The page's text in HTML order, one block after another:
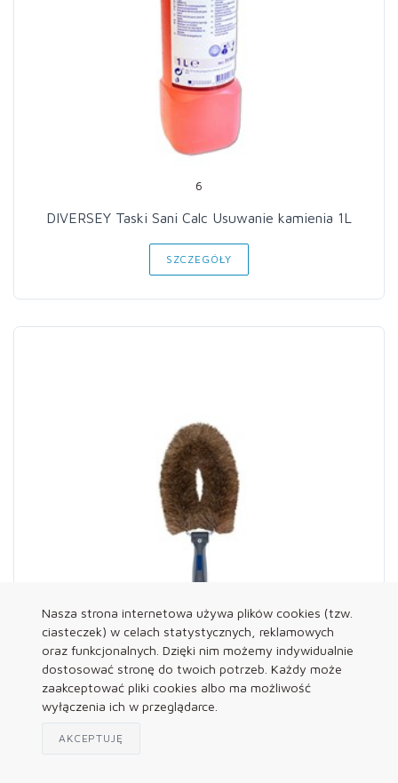
Nasza strona internetowa używa plików cookies (tzw.
ciasteczek) w celach statystycznych, reklamowych
oraz funkcjonalnych. Dzięki nim możemy indywidualnie
dostosować stronę do twoich potrzeb. Każdy może
zaakceptować pliki cookies albo ma możliwość
wyłączenia ich w przeglądarce.
AKCEPTUJĘ
6
DIVERSEY Taski Sani Calc Usuwanie kamienia 1L
SZCZEGÓŁY
297
LEWI Szczotka rurkowa (włosie miękkie)